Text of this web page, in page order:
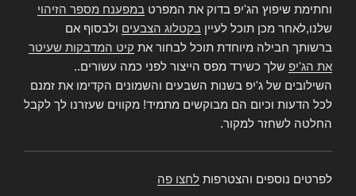
וחתימת שיפוץ הג'יפ בדוק את המפרט במפענח מספר הזיהוי
שלנו,לאחר מכן תוכל לעיין בקטלוג הצבעים ולבסוף אם
ברשותך חבילה מיוחדת תוכל לבחור את קיט המדבקות שעיטר
את הג'יפ שלך כשירד מפס הייצור לפני כמה עשורים..
השילובים של ג'יפ בשנות השבעים והשמונים הקדימו את זמנם
לכל הדעות וכיום הם מבוקשים מתמיד! מקווים שעזרנו לך לקבל
החלטה לשחזר למקור.
לפרטים נוספים והצטרפות לחצו פה